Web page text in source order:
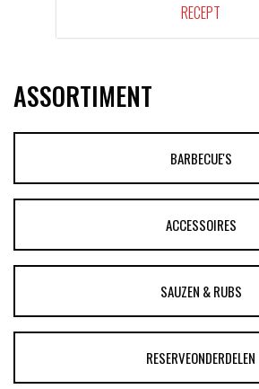
RECEPT
ASSORTIMENT
BARBECUE'S
ACCESSOIRES
SAUZEN & RUBS
RESERVEONDERDELEN